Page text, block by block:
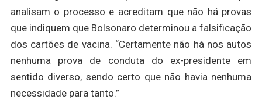
analisam o processo e acreditam que não há provas
que indiquem que Bolsonaro determinou a falsificação
dos cartões de vacina. “Certamente não há nos autos
nenhuma prova de conduta do ex-presidente em
sentido diverso, sendo certo que não havia nenhuma
necessidade para tanto.”